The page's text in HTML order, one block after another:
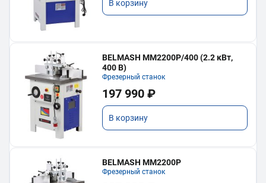
В корзину
BELMASH MM2200P/400 (2.2 кВт,
400 В)
Фрезерный станок
197 990 ₽
В корзину
BELMASH MM2200P
Фрезерный станок